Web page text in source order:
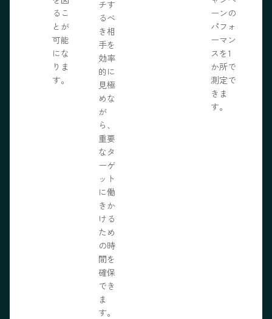
るこ
とが
可能
にな
りま
す。
チす
るべ
き相
手を
効率
的に
見極
めな
が
ら、
重要
なタ
ーゲ
ット
に働
きか
ける
ため
の時
間を
確保
でき
ま
す。
ーンの
パフォ
ーマン
スを1
か所で
測定で
きま
す。